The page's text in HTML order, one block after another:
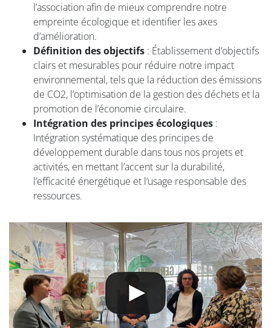
l’association afin de mieux comprendre notre
empreinte écologique et identifier les axes
d’amélioration.
Définition des objectifs : Établissement d’objectifs
clairs et mesurables pour réduire notre impact
environnemental, tels que la réduction des émissions
de CO2, l’optimisation de la gestion des déchets et la
promotion de l’économie circulaire.
Intégration des principes écologiques :
Intégration systématique des principes de
développement durable dans tous nos projets et
activités, en mettant l’accent sur la durabilité,
l’efficacité énergétique et l’usage responsable des
ressources.